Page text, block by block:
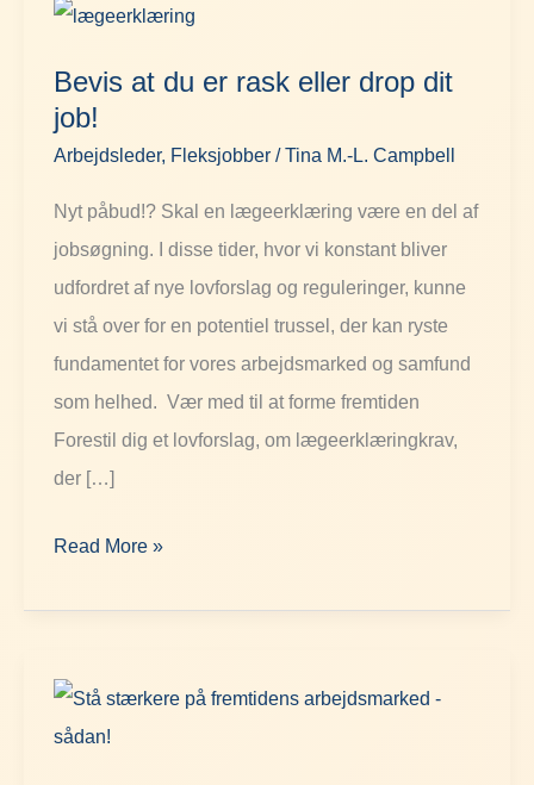
Bevis at du er rask eller drop dit
job!
Arbejdsleder, Fleksjobber/Tina M.-L. Campbell
Nyt påbud!? Skal en lægeerklæring være en del af
jobsøgning. I disse tider, hvor vi konstant bliver
udfordret af nye lovforslag og reguleringer, kunne
vi stå over for en potentiel trussel, der kan ryste
fundamentet for vores arbejdsmarked og samfund
som helhed. Vær med til at forme fremtiden
Forestil dig et lovforslag, om lægeerklæringkrav,
der […]
Bevis
du
er
rask
eller
drop
dit
job!
Read More »
Stå
stærkere